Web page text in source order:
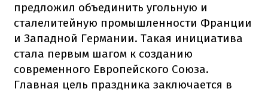
предложил объединить угольную и
сталелитейную промышленности Франции
и Западной Германии. Такая инициатива
стала первым шагом к созданию
современного Европейского Союза.
Главная цель праздника заключается в